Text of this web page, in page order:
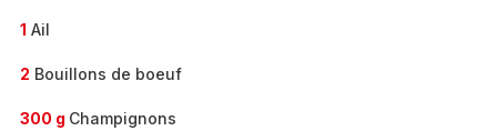
1 Ail
2 Bouillons de boeuf
300 g Champignons